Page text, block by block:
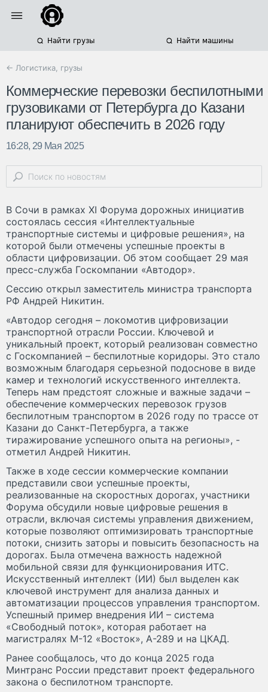
Найти грузы Найти машины
← Логистика, грузы
Коммерческие перевозки беспилотными
грузовиками от Петербурга до Казани
планируют обеспечить в 2026 году
16:28, 29 Мая 2025
В Сочи в рамках XI Форума дорожных инициатив
состоялась сессия «Интеллектуальные
транспортные системы и цифровые решения», на
которой были отмечены успешные проекты в
области цифровизации. Об этом сообщает 29 мая
пресс-служба Госкомпании «Автодор».
Сессию открыл заместитель министра транспорта
РФ Андрей Никитин.
«Автодор сегодня – локомотив цифровизации
транспортной отрасли России. Ключевой и
уникальный проект, который реализован совместно
с Госкомпанией – беспилотные коридоры. Это стало
возможным благодаря серьезной подоснове в виде
камер и технологий искусственного интеллекта.
Теперь нам предстоят сложные и важные задачи –
обеспечение коммерческих перевозок грузов
беспилотным транспортом в 2026 году по трассе от
Казани до Санкт-Петербурга, а также
тиражирование успешного опыта на регионы», -
отметил Андрей Никитин.
Также в ходе сессии коммерческие компании
представили свои успешные проекты,
реализованные на скоростных дорогах, участники
Форума обсудили новые цифровые решения в
отрасли, включая системы управления движением,
которые позволяют оптимизировать транспортные
потоки, снизить заторы и повысить безопасность на
дорогах. Была отмечена важность надежной
мобильной связи для функционирования ИТС.
Искусственный интеллект (ИИ) был выделен как
ключевой инструмент для анализа данных и
автоматизации процессов управления транспортом.
Успешный пример внедрения ИИ – система
«Свободный поток», которая работает на
магистралях М-12 «Восток», А-289 и на ЦКАД.
Ранее сообщалось, что до конца 2025 года
Минтранс России представит проект федерального
закона о беспилотном транспорте.